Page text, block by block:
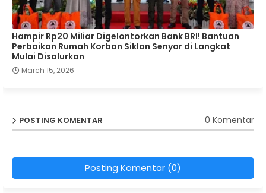
Hampir Rp20 Miliar Digelontorkan Bank BRI! Bantuan
Perbaikan Rumah Korban Siklon Senyar di Langkat
Mulai Disalurkan
March 15, 2026
POSTING KOMENTAR 0 Komentar
Posting Komentar (0)